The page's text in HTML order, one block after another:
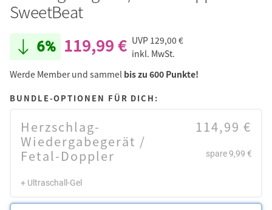
SweetBeat
6% 119,99 € UVP 129,00 €
inkl. MwSt.
Werde Member und sammel bis zu 600 Punkte!
BUNDLE-OPTIONEN FÜR DICH:
Herzschlag-
Wiedergabegerät /
Fetal-Doppler
+ Ultraschall-Gel
114,99 €
spare 9,99 €